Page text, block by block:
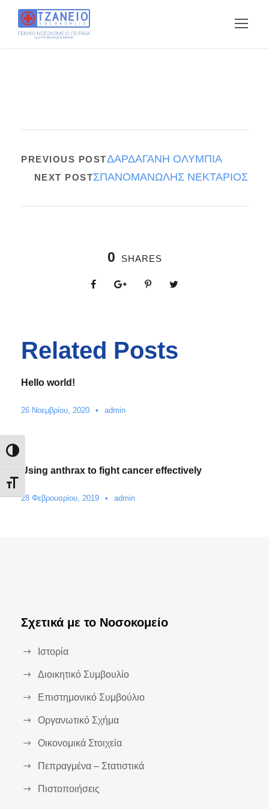
Εναλλαγή Υψηλής Αντίθεσης
Εναλλαγή Μεγέθους Γραμμάτων
PREVIOUS POSTΔΑΡΔΑΓΑΝΗ ΟΛΥΜΠΙΑ
NEXT POSTΣΠΑΝΟΜΑΝΩΛΗΣ ΝΕΚΤΑΡΙΟΣ
0 SHARES
Related Posts
Hello world!
26 Νοεμβρίου, 2020 • admin
Using anthrax to fight cancer effectively
28 Φεβρουαρίου, 2019 • admin
Σχετικά με το Νοσοκομείο
Ιστορία
Διοικητικό Συμβουλίο
Επιστημονικό Συμβούλιο
Οργανωτικό Σχήμα
Οικονομικά Στοιχεία
Πεπραγμένα – Στατιστικά
Πιστοποιήσεις